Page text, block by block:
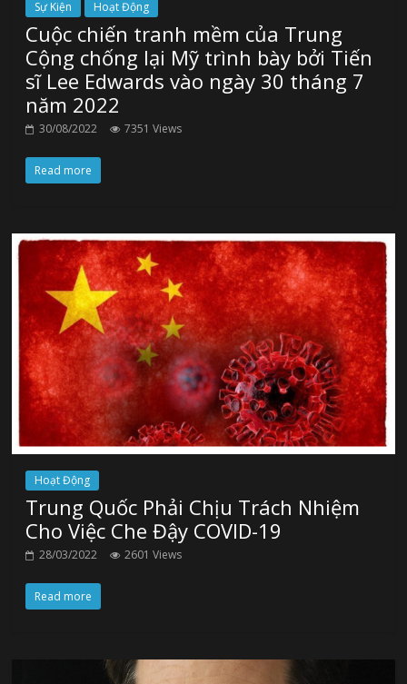
Sự Kiện Hoạt Động
Cuộc chiến tranh mềm của Trung
Cộng chống lại Mỹ trình bày bởi Tiến
sĩ Lee Edwards vào ngày 30 tháng 7
năm 2022
30/08/2022 7351 Views
Read more
Hoạt Động
Trung Quốc Phải Chịu Trách Nhiệm
Cho Việc Che Đậy COVID-19
28/03/2022 2601 Views
Read more